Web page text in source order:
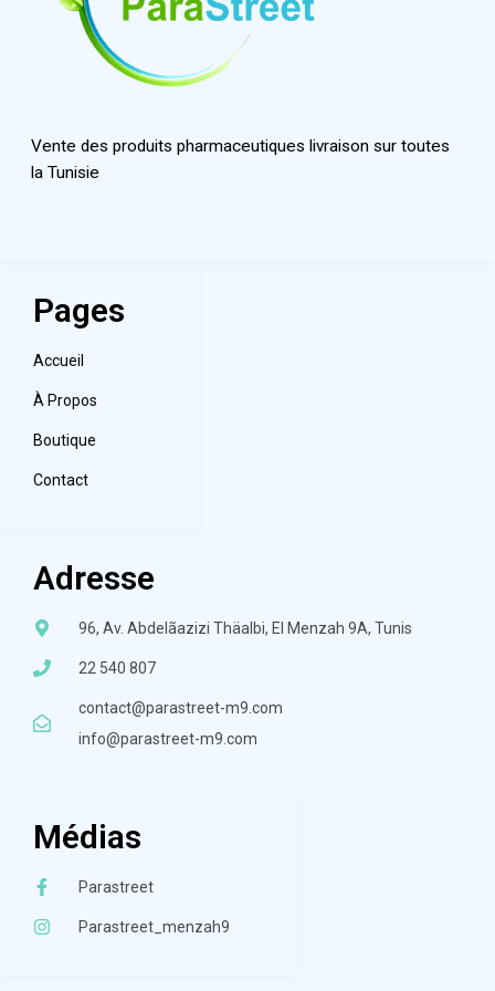
Vente des produits pharmaceutiques livraison sur toutes
la Tunisie
Pages
Accueil
À Propos
Boutique
Contact
Adresse
96, Av. Abdelãazizi Thäalbi, El Menzah 9A, Tunis
22 540 807
contact@parastreet-m9.com
info@parastreet-m9.com
Médias
Parastreet
Parastreet_menzah9